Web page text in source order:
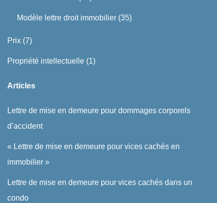
Modèle lettre droit immobilier (35)
Prix (7)
Propriété intellectuelle (1)
Articles
Lettre de mise en demeure pour dommages corporels
d’accident
« Lettre de mise en demeure pour vices cachés en
immobilier »
Lettre de mise en demeure pour vices cachés dans un
condo